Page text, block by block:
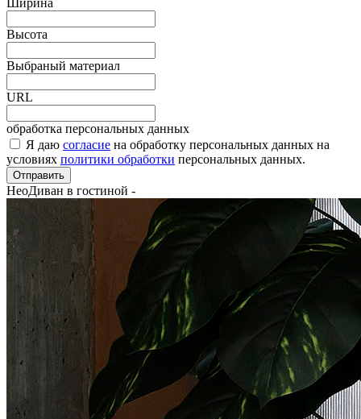
Высота
Выбраный материал
URL
обработка персональных данных
Я даю согласие на обработку персональных данных на
условиях политики обработки персональных данных.
Отправить
НеоДиван в гостиной -